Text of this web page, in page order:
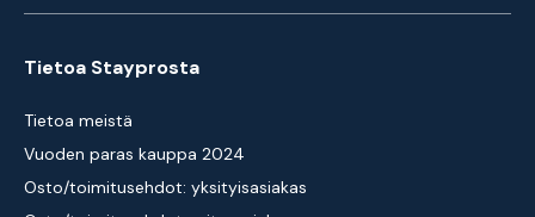
Tietoa Stayprosta
Tietoa meistä
Vuoden paras kauppa 2024
Osto/toimitusehdot: yksityisasiakas